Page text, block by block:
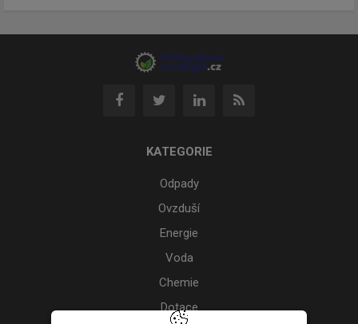
KATEGORIE
Odpady
Ovzduší
Energie
Voda
Chemie
Dotace